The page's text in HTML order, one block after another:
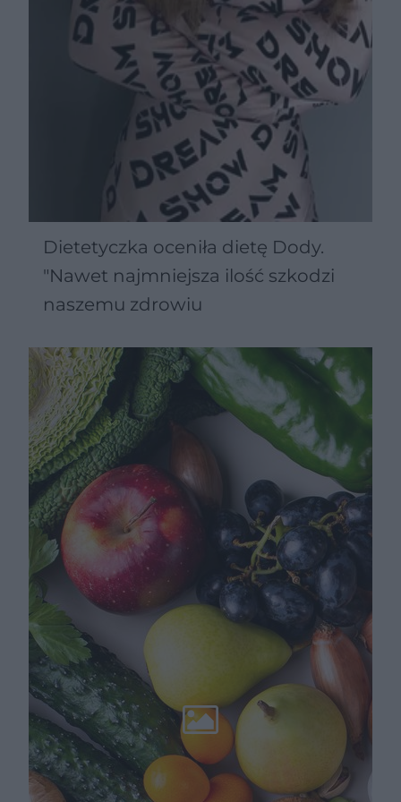
Dietetyczka oceniła dietę Dody.
"Nawet najmniejsza ilość szkodzi
naszemu zdrowiu